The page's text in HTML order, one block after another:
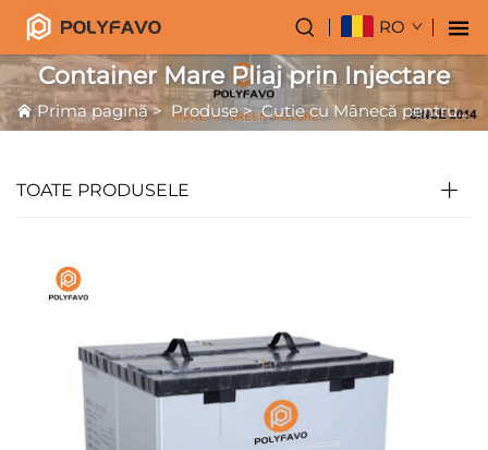
RO
Container Mare Pliaj prin Injectare
Prima pagină>Produse>Cutie cu Mânecă pentru Palleti
TOATE PRODUSELE